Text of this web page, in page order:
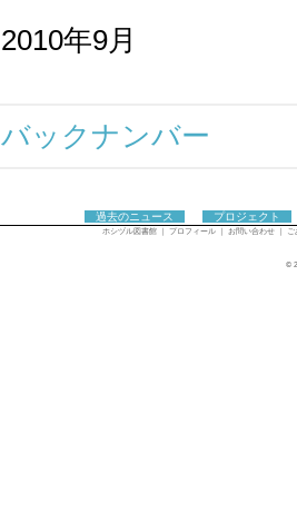
2010年9月
バックナンバー
過去のニュース プロジェクト
ホシヅル図書館 プロフィール お問い合わせ ご
©